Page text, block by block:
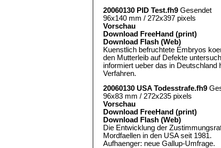
20060130 PID Test.fh9 Gesendet
96x140 mm / 272x397 pixels
Vorschau
Download FreeHand (print)
Download Flash (Web)
Kuenstlich befruchtete Embryos
den Mutterleib auf Defekte
informiert ueber das in Deutschland
Verfahren.
20060130 USA Todesstrafe.fh9
96x83 mm / 272x235 pixels
Vorschau
Download FreeHand (print)
Download Flash (Web)
Die Entwicklung der
Mordfaellen in den USA seit 1981.
Aufhaenger: neue Gallup-Umfrage.